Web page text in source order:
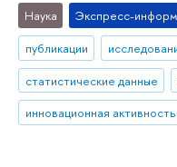
Наука Экспресс-
публикации
статистические данные